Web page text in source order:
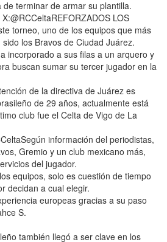
terminar de armar su plantilla.
LOS
torneo, uno de los equipos que más
los Bravos de Ciudad Juárez.
incorporado a sus filas a un arquero y
buscan sumar su tercer jugador en la
de la directiva de Juárez es
de 29 años, actualmente está
club fue el Celta de Vigo de La
información del periodistas,
Gremio y un club mexicano más,
del jugador.
equipos, solo es cuestión de tiempo
decidan a cual elegir.
europeas gracias a su paso
S.
también llegó a ser clave en los